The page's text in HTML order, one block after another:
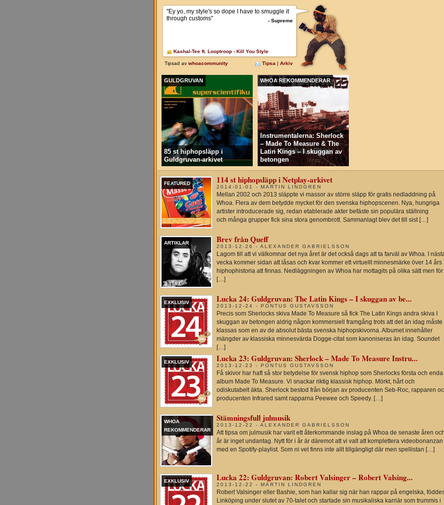
GULDGRUVAN
85 st hiphopsläpp i
Guldgruvan-arkivet
WHOA REKOMMENDERAR
Instrumentalerna: Sherlock
– Made To Measure & The
Latin Kings – I skuggan av
betongen
FEATURED 114 st hiphopsläpp i Netplay-arkivet
2014-01-01 - MARTIN LINDGREN
Mellan 2002 och 2013 släppte vi massor av större släpp för gratis nedladdning på
Whoa. Flera av dem betydde mycket för den svenska hiphopscenen. Nya, hungriga
artister introducerade sig, redan etablerade akter befäste sin populära ställning
och många grupper fick sina stora genombrott. Sammanlagt blev det till sist […]
ARTIKLAR Brev från Queff
2013-12-26 - ALEXANDER GABRIELSSON
Lagom till att vi välkomnar det nya året är det också dags att ta farväl av Whoa. I
vecka kommer sidan att låsas och kvar kommer ett virtuellt minnesmärke över 14 års
hiphophistoria att finnas. Nedläggningen av Whoa har mottagits på olika sätt men för
[…]
EXKLUSIV Lucka 24: Guldgruvan: The Latin Kings – I skuggan av be...
2013-12-24 - PONTUS GUSTAVSSON
Precis som Sherlocks skiva Made To Measure så fick The Latin Kings andra skiva I
skuggan av betongen aldrig någon kommersiell framgång trots att det än idag måste
klassas som en av de absolut bästa svenska hiphopskivorna. Albumet innehåller
mängder av klassiska minnesvärda Dogge-citat som kanoniseras än idag. Soundet
[…]
EXKLUSIV Lucka 23: Guldgruvan: Sherlock – Made To Measure Instru...
2013-12-23 - PONTUS GUSTAVSSON
Få skivor har haft så stor betydelse för svensk hiphop som Sherlocks första och enda
album Made To Measure. Vi snackar riktig klassisk hiphop. Mörkt, hårt och
odiskutabelt äkta. Sherlock bestod från början av producenten Seb-Roc, rapparen
producenten Infrared samt rapparna Peewee och Speedy. […]
WHOA
REKOMMENDERAR
Stämningsfull julmusik
2013-12-22 - ALEXANDER GABRIELSSON
Att tipsa om julmusik har varit ett återkommande inslag på Whoa de senaste åren
år är inget undantag. Nytt för i år är däremot att vi valt att komplettera videobonanzan
med en Spotify-playlist. Som ni vet finns inte allt tillgängligt där men spellistan […]
EXKLUSIV Lucka 22: Guldgruvan: Robert Valsinger – Robert Valsing...
2013-12-22 - MARTIN LINDGREN
Robert Valsinger eller Bashie, som han kallar sig när han rappar på engelska,
Linköping under slutet av 70-talet och startade sin musikaliska karriär som trummis i